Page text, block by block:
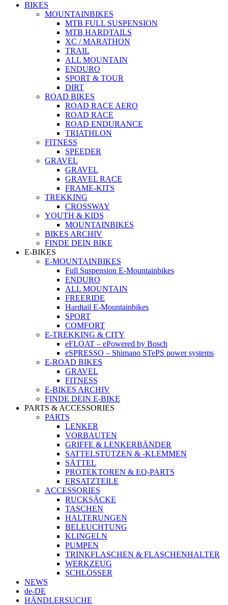
BIKES
MOUNTAINBIKES
MTB FULL SUSPENSION
MTB HARDTAILS
XC / MARATHON
TRAIL
ALL MOUNTAIN
ENDURO
SPORT & TOUR
DIRT
ROAD BIKES
ROAD RACE AERO
ROAD RACE
ROAD ENDURANCE
TRIATHLON
FITNESS
SPEEDER
GRAVEL
GRAVEL
GRAVEL RACE
FRAME-KITS
TREKKING
CROSSWAY
YOUTH & KIDS
MOUNTAINBIKES
BIKES ARCHIV
FINDE DEIN BIKE
E-BIKES
E-MOUNTAINBIKES
Full Suspension E-Mountainbikes
ENDURO
ALL MOUNTAIN
FREERIDE
Hardtail E-Mountainbikes
SPORT
COMFORT
E-TREKKING & CITY
eFLOAT – ePowered by Bosch
eSPRESSO – Shimano STePS power systems
E-ROAD BIKES
GRAVEL
FITNESS
E-BIKES ARCHIV
FINDE DEIN E-BIKE
PARTS & ACCESSORIES
PARTS
LENKER
VORBAUTEN
GRIFFE & LENKERBÄNDER
SATTELSTÜTZEN & -KLEMMEN
SÄTTEL
PROTEKTOREN & EQ-PARTS
ERSATZTEILE
ACCESSORIES
RUCKSÄCKE
TASCHEN
HALTERUNGEN
BELEUCHTUNG
KLINGELN
PUMPEN
TRINKFLASCHEN & FLASCHENHALTER
WERKZEUG
SCHLÖSSER
NEWS
de-DE
HÄNDLERSUCHE